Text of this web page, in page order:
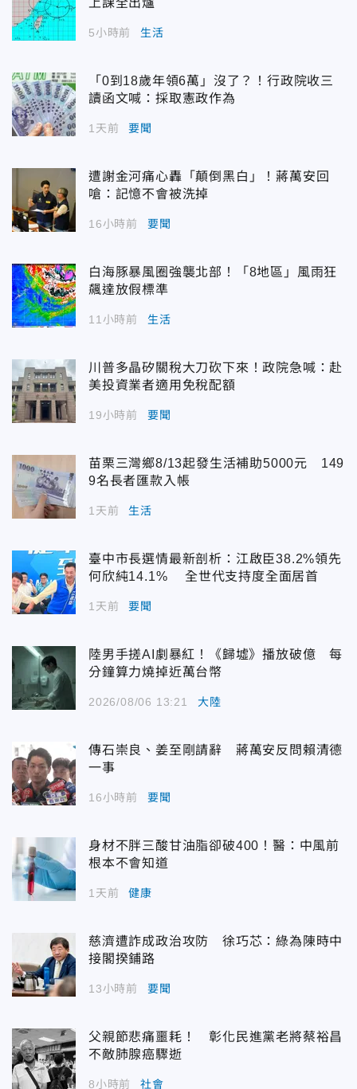
上課全出爐
5小時前 生活
「0到18歲年領6萬」沒了？！行政院收三
讀函文喊：採取憲政作為
1天前 要聞
遭謝金河痛心轟「顛倒黑白」！蔣萬安回
嗆：記憶不會被洗掉
16小時前 要聞
白海豚暴風圈強襲北部！「8地區」風雨狂
飆達放假標準
11小時前 生活
川普多晶矽關稅大刀砍下來！政院急喊：赴
美投資業者適用免稅配額
19小時前 要聞
苗栗三灣鄉8/13起發生活補助5000元 149
9名長者匯款入帳
1天前 生活
臺中市長選情最新剖析：江啟臣38.2%領先
何欣純14.1% 全世代支持度全面居首
1天前 要聞
陸男手搓AI劇暴紅！《歸墟》播放破億 每
分鐘算力燒掉近萬台幣
2026/08/06 13:21 大陸
傳石崇良、姜至剛請辭 蔣萬安反問賴清德
一事
16小時前 要聞
身材不胖三酸甘油脂卻破400！醫：中風前
根本不會知道
1天前 健康
慈濟遭詐成政治攻防 徐巧芯：綠為陳時中
接閣揆鋪路
13小時前 要聞
父親節悲痛噩耗！ 彰化民進黨老將蔡裕昌
不敵肺腺癌驟逝
8小時前 社會